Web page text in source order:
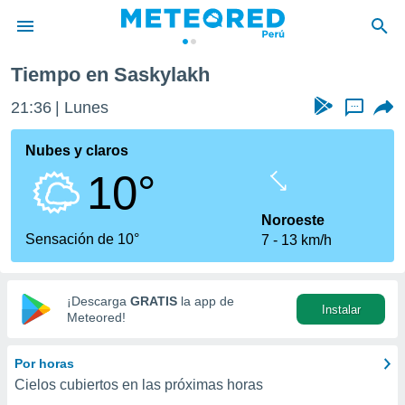
de
ha sido
calidad.
a este
las
y
digital
basada
Tiempo en Saskylakh
21:36 Lunes ...
Nubes y claros
10°
Sensación de 10°
Noroeste
7
13 km/h
¡Descarga GRATIS la app de
Meteored!
Instalar
Por horas
Cielos cubiertos en las próximas horas